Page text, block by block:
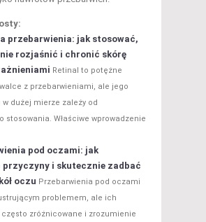
przebarwienia: jak stosować,
rozjaśnić i chronić skórę
Retinal to potężne
z przebarwieniami, ale jego
dużej mierze zależy od
stosowania. Właściwe wprowadzenie
pod oczami: jak
i skutecznie zadbać
oczu Przebarwienia pod oczami
problemem, ale ich
często zróżnicowane i zrozumienie